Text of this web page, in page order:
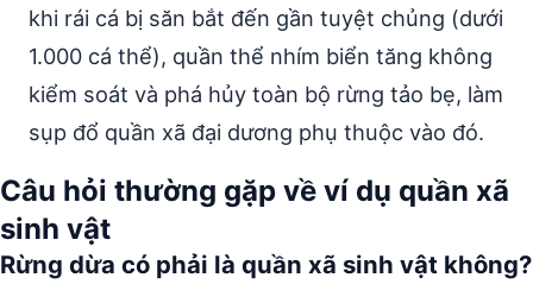
khi rái cá bị săn bắt đến gần tuyệt chủng (dưới
1.000 cá thể), quần thể nhím biển tăng không
kiểm soát và phá hủy toàn bộ rừng tảo bẹ, làm
sụp đổ quần xã đại dương phụ thuộc vào đó.
Câu hỏi thường gặp về ví dụ quần xã
sinh vật
Rừng dừa có phải là quần xã sinh vật không?